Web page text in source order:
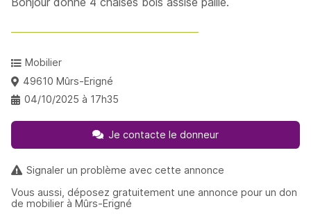
Mobilier
49610 Mûrs-Erigné
04/10/2025 à 17h35
Je contacte le donneur
Signaler un problème avec cette annonce
Vous aussi, déposez gratuitement une annonce pour un don
de mobilier à Mûrs-Erigné